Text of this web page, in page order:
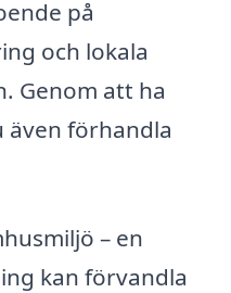
på
och lokala
Genom att ha
även förhandla
– en
kan förvandla